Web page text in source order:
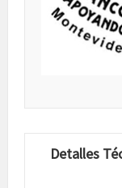
Detalles